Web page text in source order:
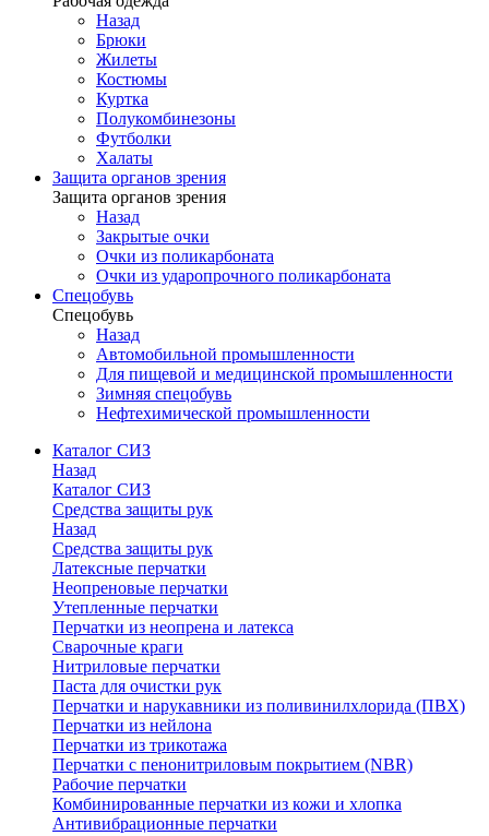
Назад
Брюки
Жилеты
Костюмы
Куртка
Полукомбинезоны
Футболки
Халаты
Защита органов зрения
Защита органов зрения
Назад
Закрытые очки
Очки из поликарбоната
Очки из ударопрочного поликарбоната
Спецобувь
Спецобувь
Назад
Автомобильной промышленности
Для пищевой и медицинской промышленности
Зимняя спецобувь
Нефтехимической промышленности
Каталог СИЗ
Назад
Каталог СИЗ
Средства защиты рук
Назад
Средства защиты рук
Латексные перчатки
Неопреновые перчатки
Утепленные перчатки
Перчатки из неопрена и латекса
Сварочные краги
Нитриловые перчатки
Паста для очистки рук
Перчатки и нарукавники из поливинилхлорида (ПВХ)
Перчатки из нейлона
Перчатки из трикотажа
Перчатки с пенонитриловым покрытием (NBR)
Рабочие перчатки
Комбинированные перчатки из кожи и хлопка
Антивибрационные перчатки